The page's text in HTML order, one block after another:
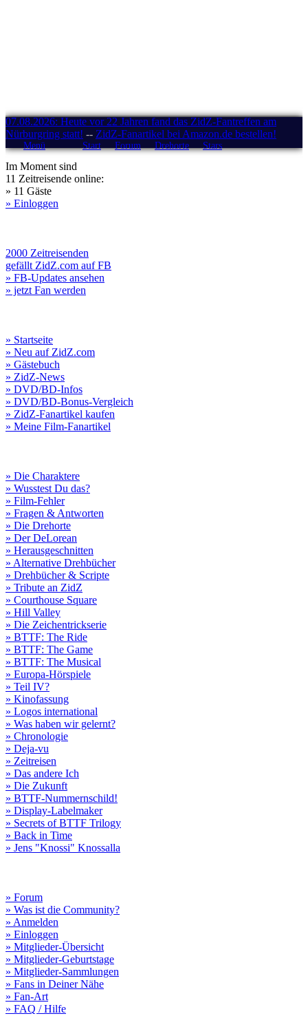
07.08.2026: Heute vor 22 Jahren fand das ZidZ-Fantreffen am
Nürburgring statt! -- ZidZ-Fanartikel bei Amazon.de bestellen!
Menü Start Forum Drehorte Stars
Im Moment sind
11 Zeitreisende online:
» 11 Gäste
» Einloggen
2000 Zeitreisenden
gefällt ZidZ.com auf FB
» FB-Updates ansehen
» jetzt Fan werden
» Startseite
» Neu auf ZidZ.com
» Gästebuch
» ZidZ-News
» DVD/BD-Infos
» DVD/BD-Bonus-Vergleich
» ZidZ-Fanartikel kaufen
» Meine Film-Fanartikel
» Die Charaktere
» Wusstest Du das?
» Film-Fehler
» Fragen & Antworten
» Die Drehorte
» Der DeLorean
» Herausgeschnitten
» Alternative Drehbücher
» Drehbücher & Scripte
» Tribute an ZidZ
» Courthouse Square
» Hill Valley
» Die Zeichentrickserie
» BTTF: The Ride
» BTTF: The Game
» BTTF: The Musical
» Europa-Hörspiele
» Teil IV?
» Kinofassung
» Logos international
» Was haben wir gelernt?
» Chronologie
» Deja-vu
» Zeitreisen
» Das andere Ich
» Die Zukunft
» BTTF-Nummernschild!
» Display-Labelmaker
» Secrets of BTTF Trilogy
» Back in Time
» Jens "Knossi" Knossalla
» Forum
» Was ist die Community?
» Anmelden
» Einloggen
» Mitglieder-Übersicht
» Mitglieder-Geburtstage
» Mitglieder-Sammlungen
» Fans in Deiner Nähe
» Fan-Art
» FAQ / Hilfe